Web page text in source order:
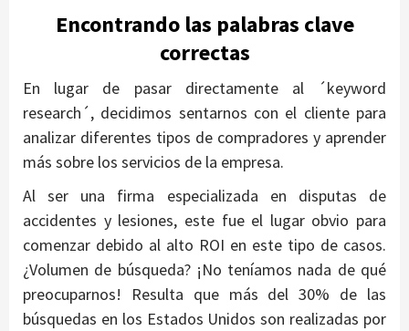
Encontrando las palabras clave
correctas
En lugar de pasar directamente al ´keyword
research´, decidimos sentarnos con el cliente para
analizar diferentes tipos de compradores y aprender
más sobre los servicios de la empresa.
Al ser una firma especializada en disputas de
accidentes y lesiones, este fue el lugar obvio para
comenzar debido al alto ROI en este tipo de casos.
¿Volumen de búsqueda? ¡No teníamos nada de qué
preocuparnos! Resulta que más del 30% de las
búsquedas en los Estados Unidos son realizadas por